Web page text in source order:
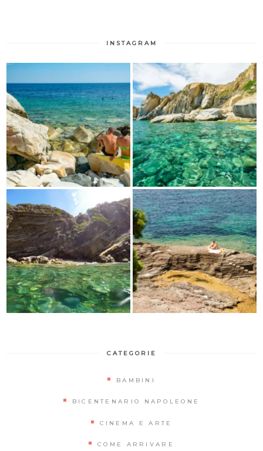
INSTAGRAM
CATEGORIE
BAMBINI
BICENTENARIO NAPOLEONE
CINEMA E ARTE
COME ARRIVARE